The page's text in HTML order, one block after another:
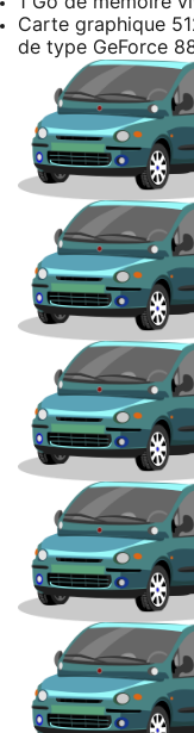
Carte graphique
de type GeForce